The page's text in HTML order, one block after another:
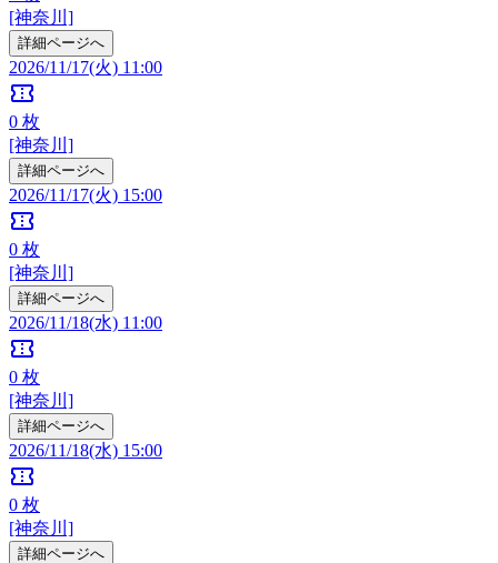
[神奈川]
詳細ページへ
2026/11/17(火) 11:00
confirmation_number
0 枚
[神奈川]
詳細ページへ
2026/11/17(火) 15:00
confirmation_number
0 枚
[神奈川]
詳細ページへ
2026/11/18(水) 11:00
confirmation_number
0 枚
[神奈川]
詳細ページへ
2026/11/18(水) 15:00
confirmation_number
0 枚
[神奈川]
詳細ページへ